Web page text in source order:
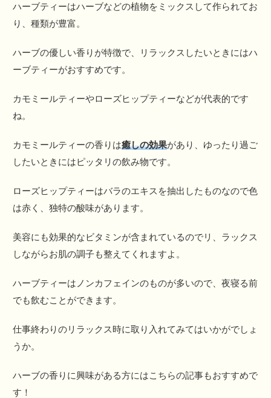
ハーブティーはハーブなどの植物をミックスして作られてお
り、種類が豊富。
ハーブの優しい香りが特徴で、リラックスしたいときにはハ
ーブティーがおすすめです。
カモミールティーやローズヒップティーなどが代表的です
ね。
カモミールティーの香りは癒しの効果があり、ゆったり過ご
したいときにはピッタリの飲み物です。
ローズヒップティーはバラのエキスを抽出したものなので色
は赤く、独特の酸味があります。
美容にも効果的なビタミンが含まれているのでリ、ラックス
しながらお肌の調子も整えてくれますよ。
ハーブティーはノンカフェインのものが多いので、夜寝る前
でも飲むことができます。
仕事終わりのリラックス時に取り入れてみてはいかがでしょ
うか。
ハーブの香りに興味がある方にはこちらの記事もおすすめで
す！